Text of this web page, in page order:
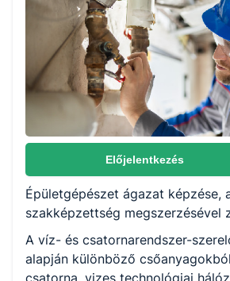
Képzés időtartama
3 év
Választható szakmairányok:
Nem válaszható
KKK/PTT
PTT letöltése (pdf)
Előjelentkezés
Épületgépészet ágazat képzése,
szakképzettség megszerzésével
A víz- és csatornarendszer-
alapján különböző
csatorna, vizes technológiai